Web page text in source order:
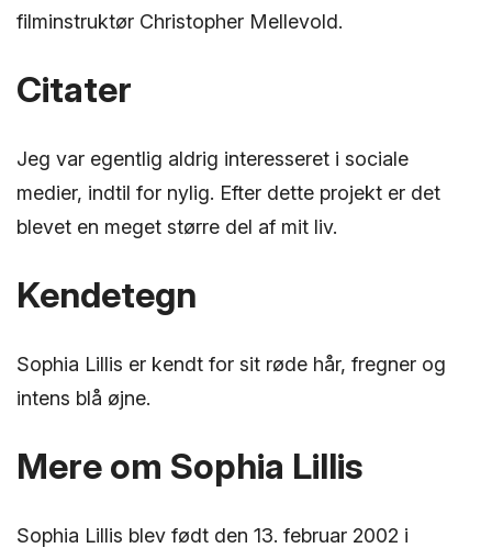
filminstruktør Christopher Mellevold.
Citater
Jeg var egentlig aldrig interesseret i sociale
medier, indtil for nylig. Efter dette projekt er det
blevet en meget større del af mit liv.
Kendetegn
Sophia Lillis er kendt for sit røde hår, fregner og
intens blå øjne.
Mere om Sophia Lillis
Sophia Lillis blev født den 13. februar 2002 i